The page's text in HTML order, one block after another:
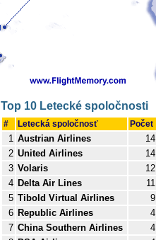
Top 10 Letecké spoločnosti
# Letecká spoločnosť Počet
1 Austrian Airlines 14
2 United Airlines 14
3 Volaris 12
4 Delta Air Lines 11
5 Tibold Virtual Airlines 9
6 Republic Airlines 4
7 China Southern Airlines 4